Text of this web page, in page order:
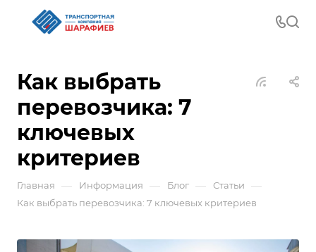
Как выбрать
перевозчика: 7
ключевых
критериев
Главная — Информация — Блог — Статьи —
Как выбрать перевозчика: 7 ключевых критериев